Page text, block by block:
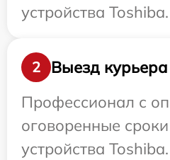
устройства Toshiba.
2
Выезд
Профессионал с
оговоренные
устройства